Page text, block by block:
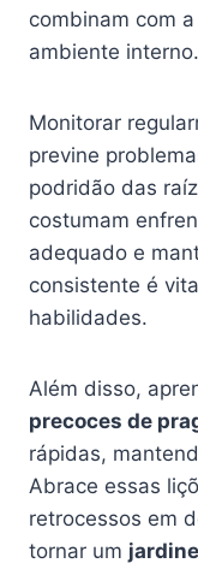
combinam com
ambiente interno.
Monitorar
previne
podridão das
costumam
adequado e
consistente é
habilidades.
Além disso,
precoces de
rápidas,
Abrace essas
retrocessos em
tornar um